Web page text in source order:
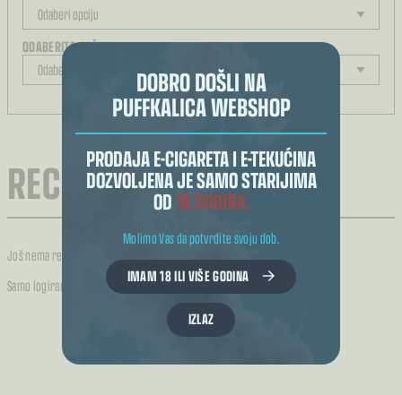
DOBRO DOŠLI NA
PUFFKALICA WEBSHOP
PRODAJA E-CIGARETA I E-TEKUĆINA
DOZVOLJENA JE SAMO STARIJIMA
OD18 GODINA.
Molimo Vas da potvrdite svoju dob.
IMAM 18 ILI VIŠE GODINA
IZLAZ
ODABERITE JAČINU
REZULTAT ODABIRA
RECENZIJE (0)
Još nema recenzija.
Samo logirani kupci koji su kupili ovaj proizvod mogu napisati recenziju.